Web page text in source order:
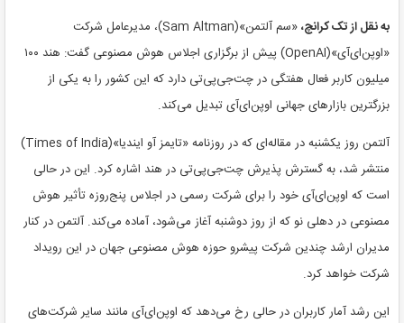
به نقل از تک کرانچ،
«سم آلتمن»(Sam Altman)، مدیرعامل شرکت
«اوپن‌ای‌آی»(OpenAI) پیش از برگزاری اجلاس هوش مصنوعی گفت: هند ۱۰۰
میلیون کاربر فعال هفتگی در چت‌جی‌پی‌تی دارد که این کشور را به یکی از
بزرگترین بازارهای جهانی اوپن‌ای‌آی تبدیل می‌کند.
آلتمن روز یکشنبه در مقاله‌ای که در روزنامه «تایمز آو ایندیا»(Times of India)
منتشر شد، به گسترش پذیرش چت‌جی‌پی‌تی در هند اشاره کرد. این در حالی
است که اوپن‌ای‌آی خود را برای شرکت رسمی در اجلاس پنج‌روزه تأثیر هوش
مصنوعی در دهلی نو که از روز دوشنبه آغاز می‌شود، آماده می‌کند. آلتمن در کنار
مدیران ارشد چندین شرکت پیشرو حوزه هوش مصنوعی جهان در این رویداد
شرکت خواهد کرد.
این رشد آمار کاربران در حالی رخ می‌دهد که اوپن‌ای‌آی مانند سایر شرکت‌های